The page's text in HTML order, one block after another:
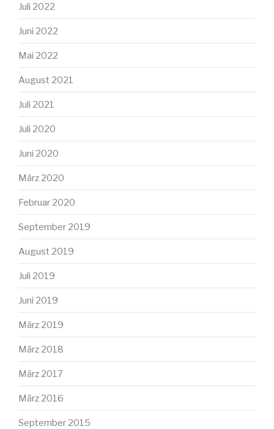
Juli 2022
Juni 2022
Mai 2022
August 2021
Juli 2021
Juli 2020
Juni 2020
März 2020
Februar 2020
September 2019
August 2019
Juli 2019
Juni 2019
März 2019
März 2018
März 2017
März 2016
September 2015